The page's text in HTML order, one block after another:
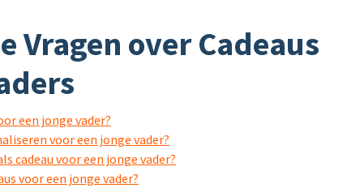
Vragen over Cadeaus
een jonge vader?
voor een jonge vader?
cadeau voor een jonge vader?
voor een jonge vader?